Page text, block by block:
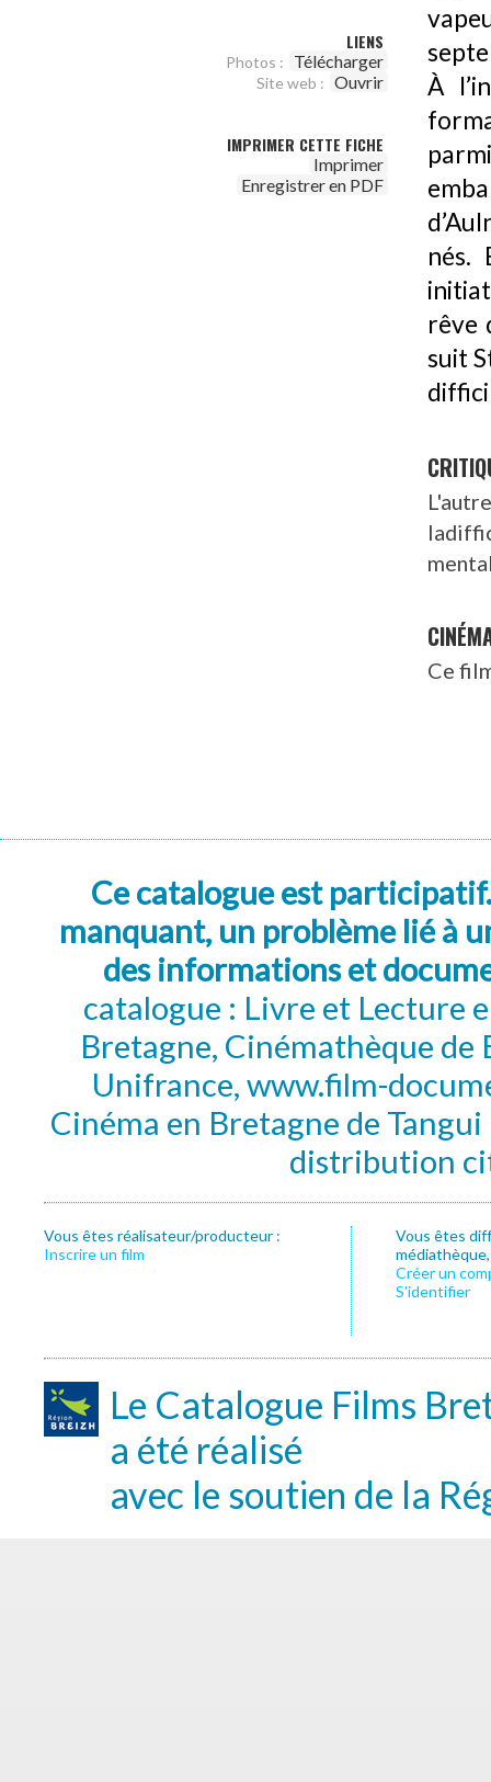
LIENS
Photos : Télécharger
Site web : Ouvrir
IMPRIMER CETTE FICHE
Imprimer
Enregistrer en PDF
À
nés.
rêve
suit
Ce
Ce catalogue est
manquant, un problème lié à
des informations et
catalogue : Livre et Lecture
Bretagne, Cinémathèque de
Unifrance, www.film-
Cinéma en Bretagne de
distribution
Vous êtes réalisateur/producteur :
Inscrire un film
Vous êtes
Créer un
S’identifier
Le Catalogue Films
a été réalisé
avec le soutien de la